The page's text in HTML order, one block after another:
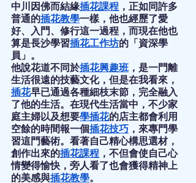
中川因佛而結緣插花課程 ，正如同許多
普通的插花教學一樣，他也經歷了愛
好、入門、修行這一過程，而現在他也
算是長沙學習插花工作坊的「資深學
員」。
他說花道不同於插花興趣班，是一門離
生活很遠的技藝文化，但是在我看來，
插花早已通過各種細枝末節，完全融入
了他的生活。在現代生活當中，不少家
庭主婦以及想要學插花的店主都會利用
空餘的時間報一個插花技巧 ，來專門學
習這門藝術。看著自己精心構思選材，
創作出來的插花課程 ，不但會使自己心
情變得愉快，旁人看了也會獲得精神上
的美感與插花教學。